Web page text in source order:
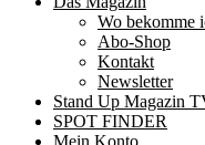
Wo bekomme
Abo-Shop
Kontakt
Newsletter
Stand Up Magazin
SPOT FINDER
Mein Konto